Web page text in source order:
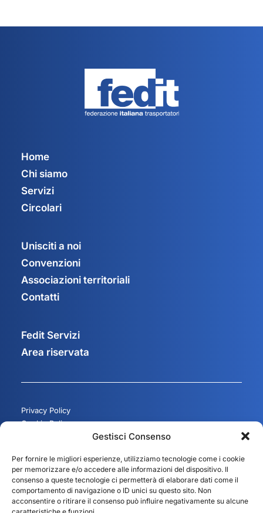
Gestisci Consenso
Per fornire le migliori esperienze, utilizziamo tecnologie come i cookie
per memorizzare e/o accedere alle informazioni del dispositivo. Il
consenso a queste tecnologie ci permetterà di elaborare dati come il
comportamento di navigazione o ID unici su questo sito. Non
acconsentire o ritirare il consenso può influire negativamente su alcune
Home
Chi siamo
Servizi
Circolari
Unisciti a noi
Convenzioni
Associazioni territoriali
Contatti
Fedit Servizi
Area riservata
Privacy Policy
Cookie Policy